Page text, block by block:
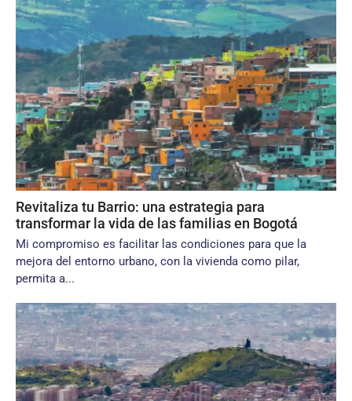
Revitaliza tu Barrio: una estrategia para
transformar la vida de las familias en Bogotá
Mi compromiso es facilitar las condiciones para que la
mejora del entorno urbano, con la vivienda como pilar,
permita a...